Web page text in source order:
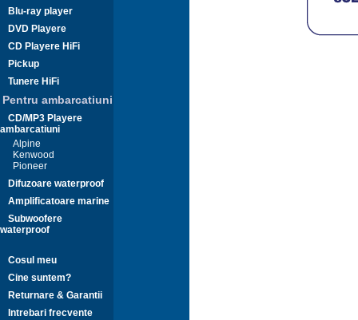
Blu-ray player
DVD Playere
CD Playere HiFi
Pickup
Tunere HiFi
Pentru ambarcatiuni
CD/MP3 Playere
ambarcatiuni
Alpine
Kenwood
Pioneer
Difuzoare waterproof
Amplificatoare marine
Subwoofere
waterproof
Cosul meu
Cine suntem?
Returnare & Garantii
Intrebari frecvente